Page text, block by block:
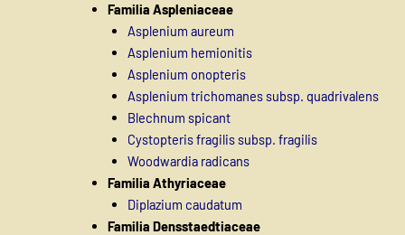
Familia Aspleniaceae
Asplenium aureum
Asplenium hemionitis
Asplenium onopteris
Asplenium trichomanes subsp. quadrivalens
Blechnum spicant
Cystopteris fragilis subsp. fragilis
Woodwardia radicans
Familia Athyriaceae
Diplazium caudatum
Familia Densstaedtiaceae